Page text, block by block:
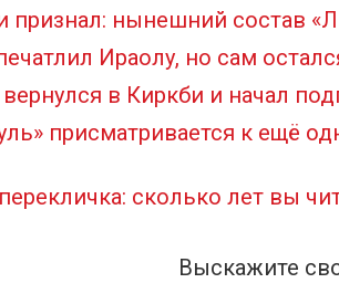
признал: нынешний состав
Ираолу, но сам
в Киркби и начал
присматривается к ещё
сколько лет вы
Выскажите